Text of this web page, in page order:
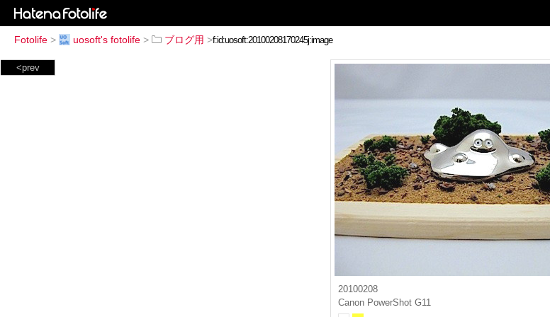
Fotolife > uosoft's fotolife > ブログ用 >
<prev
20100208
Canon PowerShot G11